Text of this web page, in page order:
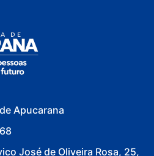
Apucarana
José de Oliveira Rosa, 25,